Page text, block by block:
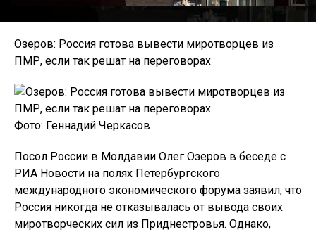
Озеров: Россия готова вывести миротворцев из
ПМР, если так решат на переговорах
Фото: Геннадий Черкасов
Посол России в Молдавии Олег Озеров в беседе с
РИА Новости на полях Петербургского
международного экономического форума заявил, что
Россия никогда не отказывалась от вывода своих
миротворческих сил из Приднестровья. Однако,